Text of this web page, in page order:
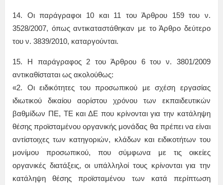
14. Οι παράγραφοι 10 και 11 του Άρθρου 159 του ν.
3528/2007, όπως αντικαταστάθηκαν με το Άρθρο δεύτερο
του ν. 3839/2010, καταργούνται.
15. Η παράγραφος 2 του Άρθρου 6 του ν. 3801/2009
αντικαθίσταται ως ακολούθως:
«2. Οι ειδικότητες του προσωπικού με σχέση εργασίας
ιδιωτικού δικαίου αορίστου χρόνου των εκπαιδευτικών
βαθμίδων ΠΕ, ΤΕ και ΔΕ που κρίνονται για την κατάληψη
θέσης προϊσταμένου οργανικής μονάδας θα πρέπει να είναι
αντίστοιχες των κατηγοριών, κλάδων και ειδικοτήτων του
μονίμου προσωπικού, που σύμφωνα με τις οικείες
οργανικές διατάξεις, οι υπάλληλοί τους κρίνονται για την
κατάληψη θέσης προϊσταμένου των κατά περίπτωση